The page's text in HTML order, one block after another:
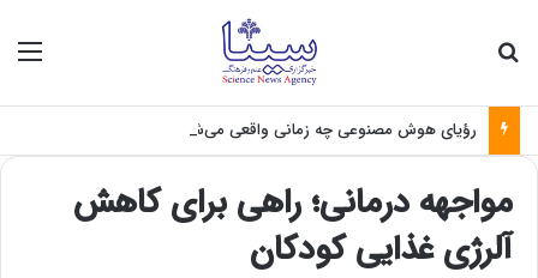
رؤیای هوش مصنوعی چه زمانی واقعی می‌شود؟
مواجهه درمانی؛ راهی برای کاهش
آلرژی غذایی کودکان